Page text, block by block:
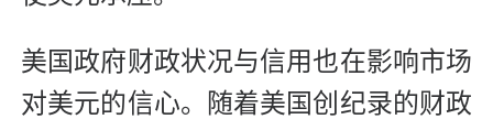
美国政府财政状况与信用也在影响市场
对美元的信心。随着美国创纪录的财政